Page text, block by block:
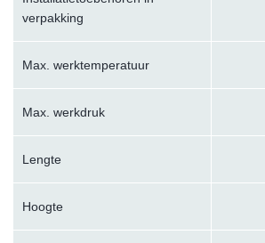
verpakking
Max. werktemperatuur
Max. werkdruk
Lengte
Hoogte